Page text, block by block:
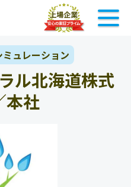
ュレーション
ル北海道株式
本社